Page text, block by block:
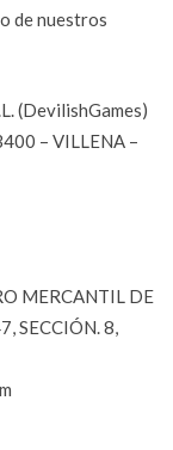
de nuestros
(DevilishGames)
– VILLENA –
MERCANTIL DE
SECCIÓN. 8,